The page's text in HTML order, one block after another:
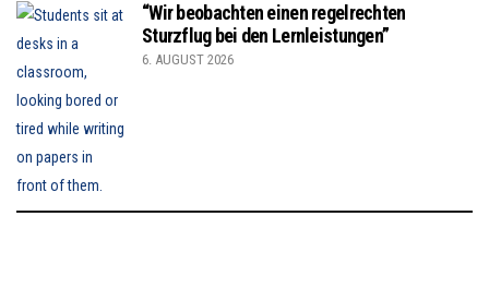
“Wir beobachten einen regelrechten
Sturzflug bei den Lernleistungen”
6. AUGUST 2026